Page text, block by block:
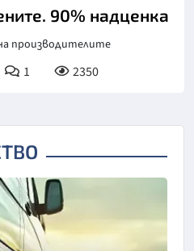
90% надценка
производителите
1 2350